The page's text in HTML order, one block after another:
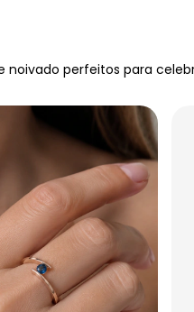
noivado perfeitos para